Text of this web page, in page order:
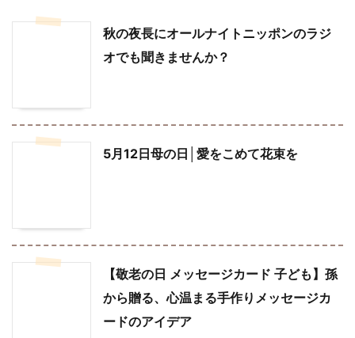
秋の夜長にオールナイトニッポンのラジ
オでも聞きませんか？
5月12日母の日│愛をこめて花束を
【敬老の日 メッセージカード 子ども】孫
から贈る、心温まる手作りメッセージカ
ードのアイデア